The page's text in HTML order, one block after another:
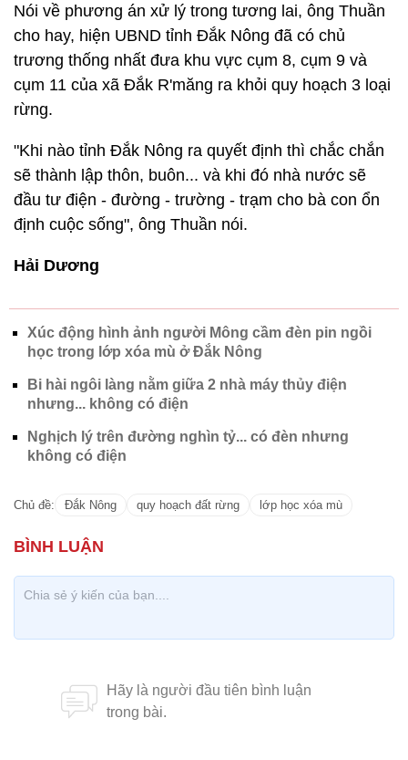
Nói về phương án xử lý trong tương lai, ông Thuần
cho hay, hiện UBND tỉnh Đắk Nông đã có chủ
trương thống nhất đưa khu vực cụm 8, cụm 9 và
cụm 11 của xã Đắk R'măng ra khỏi quy hoạch 3 loại
rừng.
"Khi nào tỉnh Đắk Nông ra quyết định thì chắc chắn
sẽ thành lập thôn, buôn... và khi đó nhà nước sẽ
đầu tư điện - đường - trường - trạm cho bà con ổn
định cuộc sống", ông Thuần nói.
Hải Dương
Xúc động hình ảnh người Mông cầm đèn pin ngồi
học trong lớp xóa mù ở Đắk Nông
Bi hài ngôi làng nằm giữa 2 nhà máy thủy điện
nhưng... không có điện
Nghịch lý trên đường nghìn tỷ... có đèn nhưng
không có điện
Chủ đề: Đắk Nông quy hoạch đất rừng lớp học xóa mù